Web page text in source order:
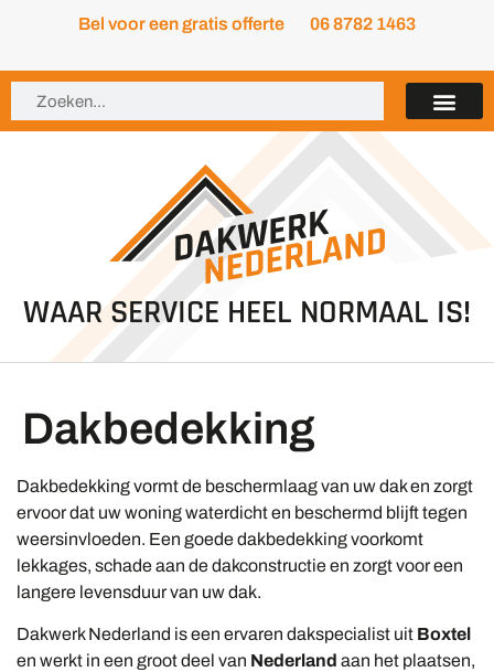
Bel voor een gratis offerte 06 8782 1463
WAAR SERVICE HEEL NORMAAL IS!
Dakbedekking
Dakbedekking vormt de beschermlaag van uw dak en zorgt
ervoor dat uw woning waterdicht en beschermd blijft tegen
weersinvloeden. Een goede dakbedekking voorkomt
lekkages, schade aan de dakconstructie en zorgt voor een
langere levensduur van uw dak.
Dakwerk Nederland is een ervaren dakspecialist uit Boxtel
en werkt in een groot deel van Nederland aan het plaatsen,